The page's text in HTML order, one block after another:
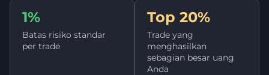
1%
Batas risiko standar
per trade
Top 20%
Trade yang
menghasilkan
sebagian besar uang
Anda